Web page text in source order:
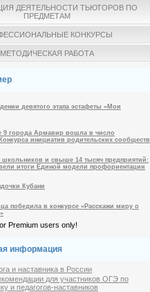
ДЕЯТЕЛЬНОСТИ ТЬЮТОРОВ ПО
ПРЕДМЕТАМ
КОНКУРСЫ
МЕТОДИЧЕСКАЯ РАБОТА
девятого этапа эстафеты «Мои
города Армавир вошла в число
инициатив родительских сообществ
школьников и свыше 14 тысяч предприятий:
итоги Единой модели профориентации
Кубани
победила в конкурсе «Расскажи миру о
Premium users only!
информация
и наставника в России
для участников ОГЭ по
и педагогов-наставников